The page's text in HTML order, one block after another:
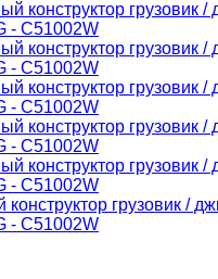
грузовик /
- C51002W